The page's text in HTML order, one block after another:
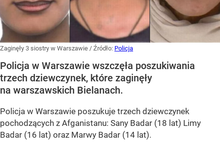
Zaginęły 3 siostry w Warszawie / Źródło: Policja
Policja w Warszawie wszczęła poszukiwania
trzech dziewczynek, które zaginęły
na warszawskich Bielanach.
Policja w Warszawie poszukuje trzech dziewczynek
pochodzących z Afganistanu: Sany Badar (18 lat) Limy
Badar (16 lat) oraz Marwy Badar (14 lat).